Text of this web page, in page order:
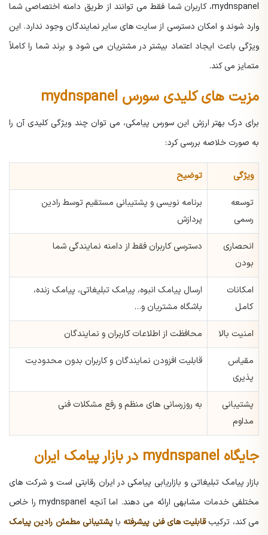
mydnspanel، کاربران شما فقط می توانند از طریق دامنه اختصاصی شما
وارد شوند و امکان دسترسی از سایت های سایر نمایندگان وجود ندارد. این
ویژگی باعث ایجاد اعتماد بیشتر در مشتریان می شود و برند شما را کاملاً
متمایز می کند.
مزیت های کلیدی سورس mydnspanel
برای درک بهتر ارزش این سورس پیامکی، می توان چند ویژگی کلیدی آن را
به صورت خلاصه بررسی کرد:
ویژگی توضیح
توسعه
رسمی
برنامه نویسی و پشتیبانی مستقیم توسط رادین
پردازش
انحصاری
بودن
دسترسی کاربران فقط از دامنه نمایندگی شما
امکانات
کامل
ارسال پیامک انبوه، پیامک تبلیغاتی، پیامک زنده،
باشگاه مشتریان و…
امنیت بالا محافظت از اطلاعات کاربران و نمایندگان
مقیاس
پذیری
قابلیت افزودن نمایندگان و کاربران بدون محدودیت
پشتیبانی
مداوم
به روزرسانی های منظم و رفع مشکلات فنی
جایگاه mydnspanel در بازار پیامک ایران
بازار پیامک تبلیغاتی و بازاریابی پیامکی در ایران رقابتی است و شرکت های
مختلفی خدمات مشابهی ارائه می دهند. اما آنچه mydnspanel را خاص
می کند، ترکیبقابلیت های فنی پیشرفته باپشتیبانی مطمئن رادین پیامک